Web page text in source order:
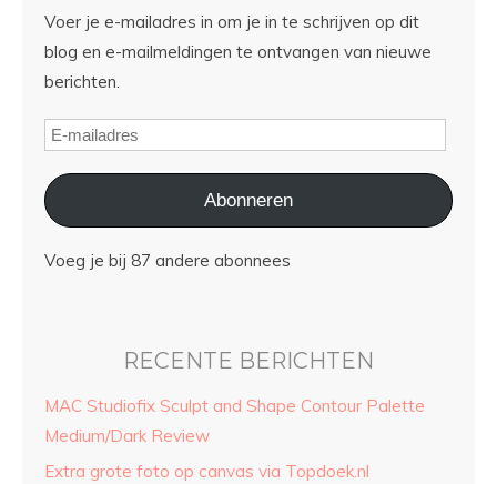
Voer je e-mailadres in om je in te schrijven op dit
blog en e-mailmeldingen te ontvangen van nieuwe
berichten.
Abonneren
Voeg je bij 87 andere abonnees
RECENTE BERICHTEN
MAC Studiofix Sculpt and Shape Contour Palette
Medium/Dark Review
Extra grote foto op canvas via Topdoek.nl